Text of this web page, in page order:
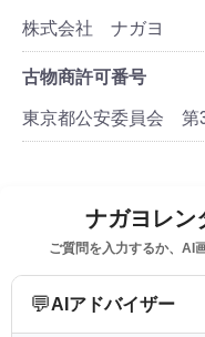
株式会社 ナガヨ
古物商許可番号
東京都公安委員会 第
ナガヨレン
ご質問を入力するか、AI
💬AIアドバイザー